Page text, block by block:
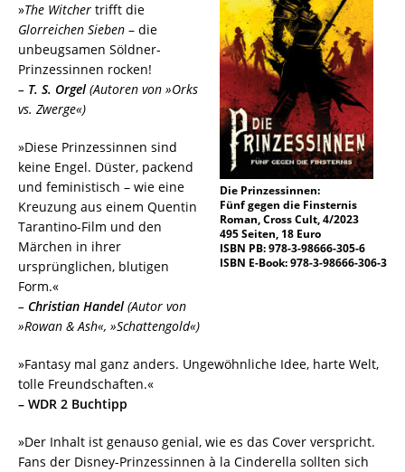
Die Prinzessinnen:
Fünf gegen die Finsternis
Roman, Cross Cult, 4/2023
495 Seiten, 18 Euro
ISBN PB: 978-3-98666-305-6
ISBN E-Book: 978-3-98666-306-3
»The Witcher trifft die
Glorreichen Sieben – die
unbeugsamen Söldner-
Prinzessinnen rocken!
– T. S. Orgel (Autoren von »Orks
vs. Zwerge«)
»Diese Prinzessinnen sind
keine Engel. Düster, packend
und feministisch – wie eine
Kreuzung aus einem Quentin
Tarantino-Film und den
Märchen in ihrer
ursprünglichen, blutigen
Form.«
– Christian Handel (Autor von
»Rowan & Ash«, »Schattengold«)
»Fantasy mal ganz anders. Ungewöhnliche Idee, harte Welt,
tolle Freundschaften.«
– WDR 2 Buchtipp
»Der Inhalt ist genauso genial, wie es das Cover verspricht.
Fans der Disney-Prinzessinnen à la Cinderella sollten sich